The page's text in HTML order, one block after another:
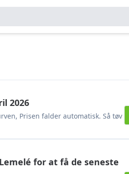
2026
Prisen falder automatisk. Så tøv
for at få de seneste